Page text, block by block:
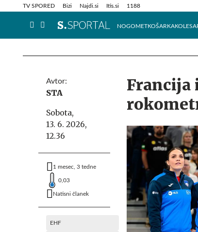
TV SPORED Bizi Najdi.si Itis.si 1188
NOGOMETKOŠARKA
Info in obvestila Tehnik
Avtor:
STA
Sobota,
13. 6. 2026,
12.36
1 mesec, 3 tedne
0,03
Natisni članek
EHF
Francija